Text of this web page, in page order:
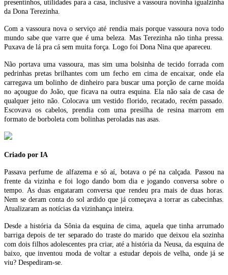
presentinhos, utilidades para a casa, inclusive a vassoura novinha igualzinha
da Dona Terezinha.
Com a vassoura nova o serviço até rendia mais porque vassoura nova todo
mundo sabe que varre que é uma beleza. Mas Terezinha não tinha pressa.
Puxava de lá pra cá sem muita força. Logo foi Dona Nina que apareceu.
Não portava uma vassoura, mas sim uma bolsinha de tecido forrada com
pedrinhas pretas brilhantes com um fecho em cima de encaixar, onde ela
carregava um bolinho de dinheiro para buscar uma porção de carne moída
no açougue do João, que ficava na outra esquina. Ela não saía de casa de
qualquer jeito não. Colocava um vestido florido, recatado, recém passado.
Escovava os cabelos, prendia com uma presilha de resina marrom em
formato de borboleta com bolinhas peroladas nas asas.
Criado por IA
Passava perfume de alfazema e só aí, botava o pé na calçada. Passou na
frente da vizinha e foi logo dando bom dia e jogando conversa sobre o
tempo. As duas engataram conversa que rendeu pra mais de duas horas.
Nem se deram conta do sol ardido que já começava a torrar as cabecinhas.
Atualizaram as notícias da vizinhança inteira.
Desde a história da Sônia da esquina de cima, aquela que tinha arrumado
barriga depois de ter separado do traste do marido que deixou ela sozinha
com dois filhos adolescentes pra criar, até a história da Neusa, da esquina de
baixo, que inventou moda de voltar a estudar depois de velha, onde já se
viu? Despediram-se.